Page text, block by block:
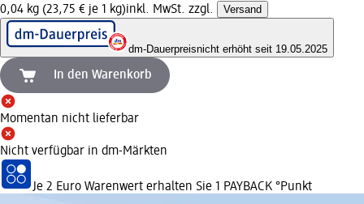
0,04 kg (23,75 € je 1 kg)inkl. MwSt. zzgl. Versand
dm-Dauerpreisnicht erhöht seit 19.05.2025
In den Warenkorb
Momentan nicht lieferbar
Nicht verfügbar in dm-Märkten
Je 2 Euro Warenwert erhalten Sie 1 PAYBACK °Punkt